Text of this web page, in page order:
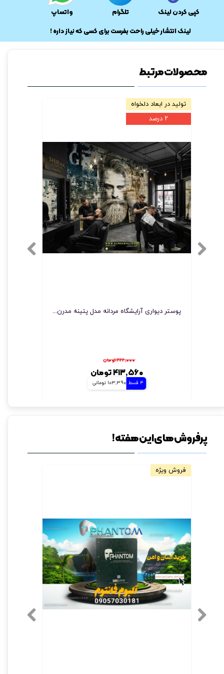
کپی کردن لینک تلگرام
واتساپ
​لینک انتشار خیلی راحت بفرست برای کسی که نیاز داره !
محصولات مرتبط
پوستر دیواری آرایشگاه مردانه مدل پتینه مدرن face
۴۲۲,۰۰۰ تومان
۴۱۳,۵۶۰ تومان
4 قسط 103,390 تومانی
تولید در ابعاد دلخواه
۲ درصد
پرفروش های این هفته!
فروش ویژه